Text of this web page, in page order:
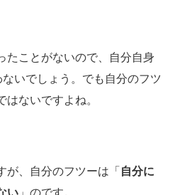
たことがないので、自分自身
ないでしょう。でも自分のフツ
ないですよね。
が、自分のフツーは「 自分に
い 」のです。